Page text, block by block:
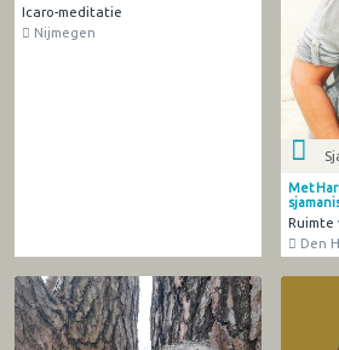
Icaro-meditatie
Nijmegen
Met
Ruimte
Den